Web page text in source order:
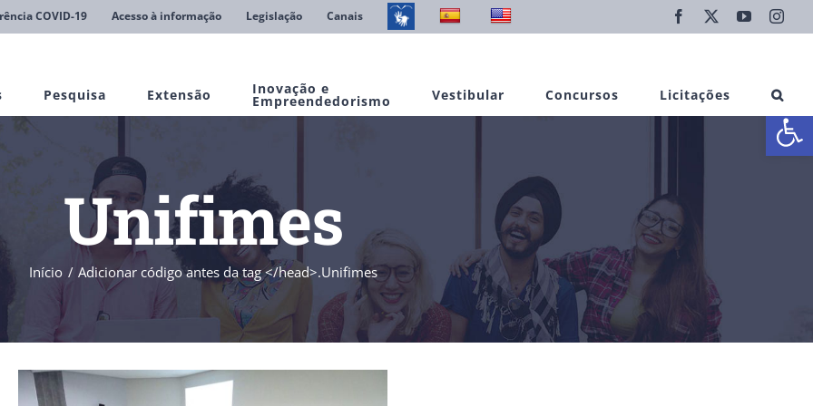
Abrir
COVID-19 Acesso à informação Legislação Canais Facebook YouTube
Pesquisa Extensão Inovação e
Empreendedorismo Vestibular Concursos Licitações
Unifimes
Início Adicionar código antes da tag </head>.Unifimes